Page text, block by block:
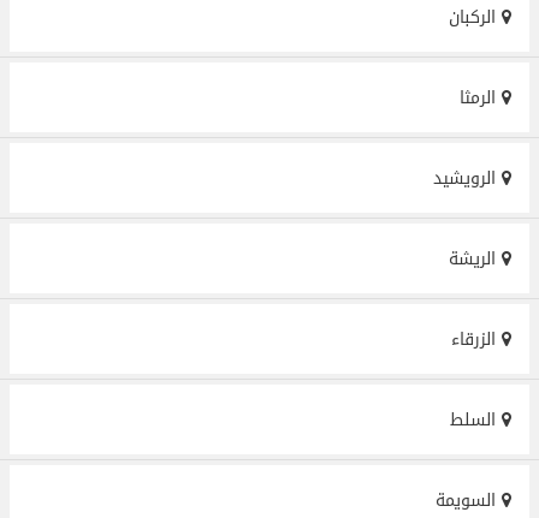
الركبان
الرمثا
الرويشيد
الريشة
الزرقاء
السلط
السويمة